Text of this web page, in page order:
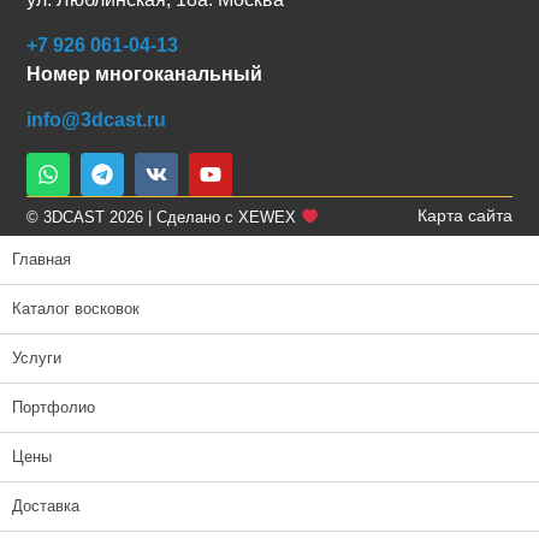
+7 926 061-04-13
Номер многоканальный
info@3dcast.ru
© 3DCAST 2026 | Сделано с XEWEX Карта сайта
Главная
Каталог восковок
Услуги
Портфолио
Цены
Доставка